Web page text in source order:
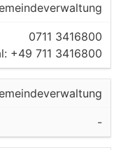
0711 3416800
+49 711 3416800
-